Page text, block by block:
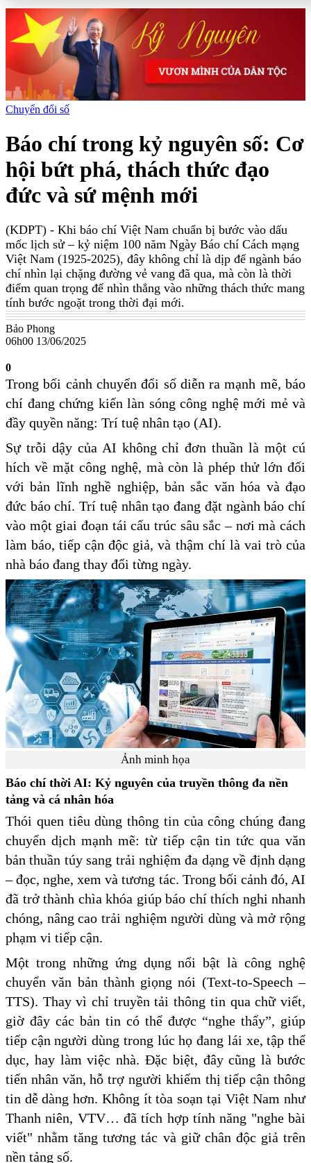
Chuyển đổi số
Báo chí trong kỷ nguyên số: Cơ
hội bứt phá, thách thức đạo
đức và sứ mệnh mới
(KDPT) - Khi báo chí Việt Nam chuẩn bị bước vào dấu
mốc lịch sử – kỷ niệm 100 năm Ngày Báo chí Cách mạng
Việt Nam (1925-2025), đây không chỉ là dịp để ngành báo
chí nhìn lại chặng đường vẻ vang đã qua, mà còn là thời
điểm quan trọng để nhìn thẳng vào những thách thức mang
tính bước ngoặt trong thời đại mới.
Bảo Phong
06h00 13/06/2025
0
Trong bối cảnh chuyển đổi số diễn ra mạnh mẽ, báo
chí đang chứng kiến làn sóng công nghệ mới mẻ và
đầy quyền năng: Trí tuệ nhân tạo (AI).
Sự trỗi dậy của AI không chỉ đơn thuần là một cú
hích về mặt công nghệ, mà còn là phép thử lớn đối
với bản lĩnh nghề nghiệp, bản sắc văn hóa và đạo
đức báo chí. Trí tuệ nhân tạo đang đặt ngành báo chí
vào một giai đoạn tái cấu trúc sâu sắc – nơi mà cách
làm báo, tiếp cận độc giả, và thậm chí là vai trò của
nhà báo đang thay đổi từng ngày.
Ảnh minh họa
Báo chí thời AI: Kỷ nguyên của truyền thông đa nền
tảng và cá nhân hóa
Thói quen tiêu dùng thông tin của công chúng đang
chuyển dịch mạnh mẽ: từ tiếp cận tin tức qua văn
bản thuần túy sang trải nghiệm đa dạng về định dạng
– đọc, nghe, xem và tương tác. Trong bối cảnh đó, AI
đã trở thành chìa khóa giúp báo chí thích nghi nhanh
chóng, nâng cao trải nghiệm người dùng và mở rộng
phạm vi tiếp cận.
Một trong những ứng dụng nổi bật là công nghệ
chuyển văn bản thành giọng nói (Text-to-Speech –
TTS). Thay vì chỉ truyền tải thông tin qua chữ viết,
giờ đây các bản tin có thể được “nghe thấy”, giúp
tiếp cận người dùng trong lúc họ đang lái xe, tập thể
dục, hay làm việc nhà. Đặc biệt, đây cũng là bước
tiến nhân văn, hỗ trợ người khiếm thị tiếp cận thông
tin dễ dàng hơn. Không ít tòa soạn tại Việt Nam như
Thanh niên, VTV… đã tích hợp tính năng "nghe bài
viết" nhằm tăng tương tác và giữ chân độc giả trên
nền tảng số.